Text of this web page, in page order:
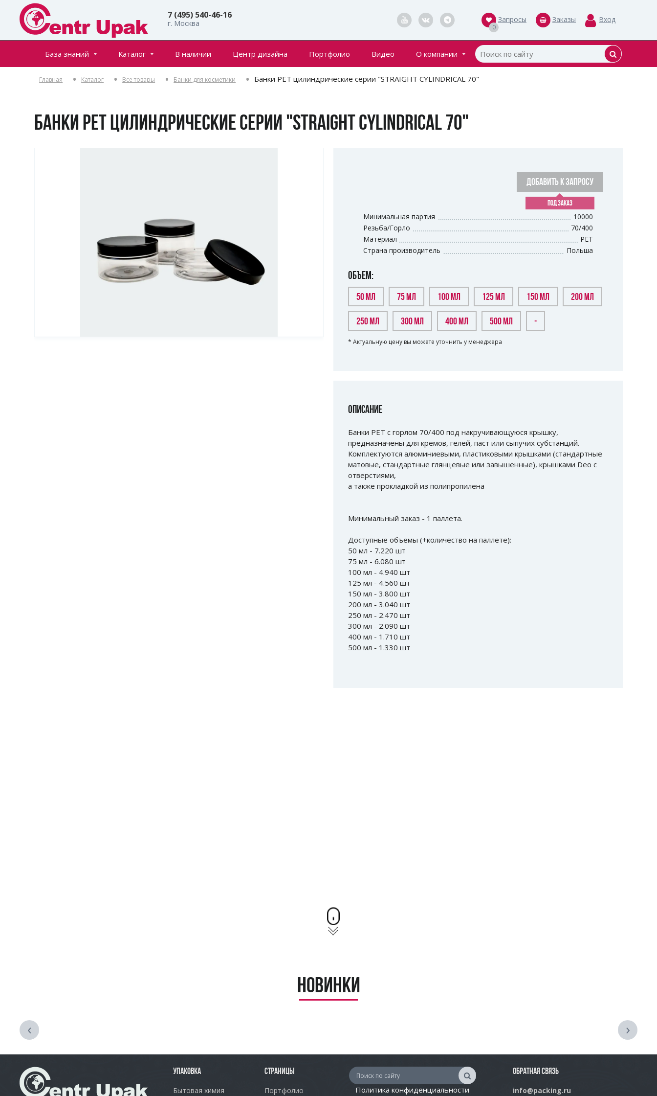
7 (495) 540-46-16
г. Москва 0
Запросы Заказы Вход
База знаний Каталог
Крышки
Упаковка для декоративной косметики
Инновационная упаковка
В наличии Центр дизайна Портфолио Видео О компании
Контакты
Главная Каталог Все товары Банки для косметики Банки РЕТ цилиндрические серии "STRAIGHT CYLINDRICAL 70"
БАНКИ РЕТ ЦИЛИНДРИЧЕСКИЕ СЕРИИ "STRAIGHT CYLINDRICAL 70"
ДОБАВИТЬ К ЗАПРОСУ
ПОД ЗАКАЗ
Минимальная партия
10000
Резьба/Горло
70/400
Материал
PET
Страна производитель
Польша
ОБЪЕМ:
50 МЛ 75 МЛ 100 МЛ 125 МЛ 150 МЛ 200 МЛ
250 МЛ 300 МЛ 400 МЛ 500 МЛ -
* Актуальную цену вы можете уточнить у менеджера
ОПИСАНИЕ
Банки РЕТ с горлом 70/400 под накручивающуюся крышку,
предназначены для кремов, гелей, паст или сыпучих субстанций.
Комплектуются алюминиевыми, пластиковыми крышками (стандартные
матовые, стандартные глянцевые или завышенные), крышками Deo с
отверстиями,
а также прокладкой из полипропилена
Минимальный заказ - 1 паллета.
Доступные объемы (+количество на паллете):
50 мл - 7.220 шт
75 мл - 6.080 шт
100 мл - 4.940 шт
125 мл - 4.560 шт
150 мл - 3.800 шт
200 мл - 3.040 шт
250 мл - 2.470 шт
300 мл - 2.090 шт
400 мл - 1.710 шт
500 мл - 1.330 шт
Новинки
‹ ›
УПАКОВКА
Бытовая химия
СТРАНИЦЫ
Портфолио
Политика конфиденциальности
ОБРАТНАЯ СВЯЗЬ
info@packing.ru